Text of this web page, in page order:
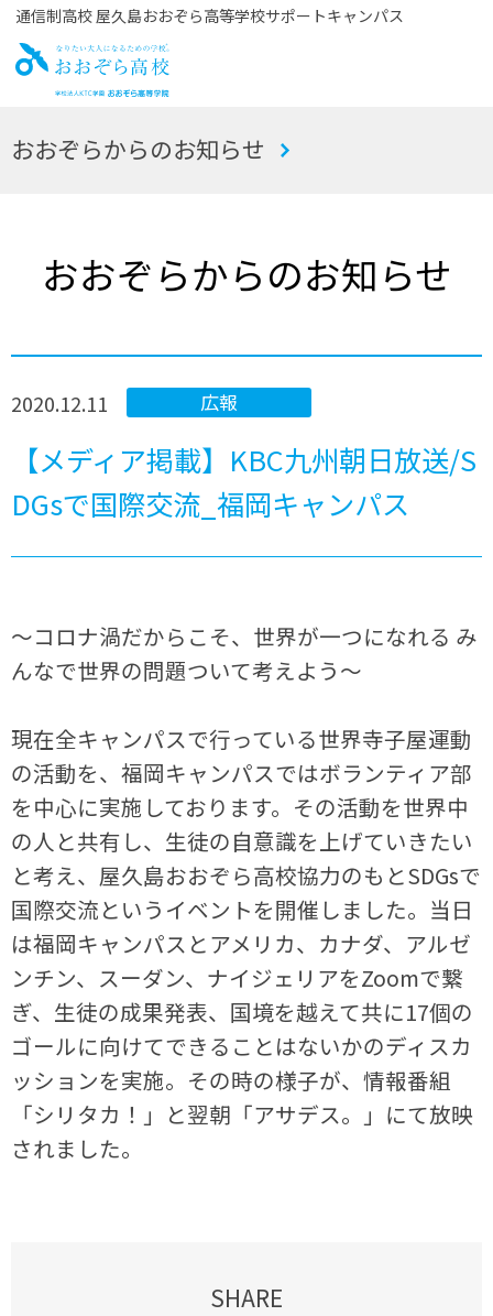
通信制高校 屋久島おおぞら高等学校サポートキャンパス
お
おおぞらからのお知らせ
おおぞらからのお知らせ
2020.12.11 広報
【メディア掲載】KBC九州朝日放送/S
DGsで国際交流_福岡キャンパス
～コロナ渦だからこそ、世界が一つになれる み
んなで世界の問題ついて考えよう～
現在全キャンパスで行っている世界寺子屋運動
の活動を、福岡キャンパスではボランティア部
を中心に実施しております。その活動を世界中
の人と共有し、生徒の自意識を上げていきたい
と考え、屋久島おおぞら高校協力のもとSDGsで
国際交流というイベントを開催しました。当日
は福岡キャンパスとアメリカ、カナダ、アルゼ
ンチン、スーダン、ナイジェリアをZoomで繋
ぎ、生徒の成果発表、国境を越えて共に17個の
ゴールに向けてできることはないかのディスカ
ッションを実施。その時の様子が、情報番組
「シリタカ！」と翌朝「アサデス。」にて放映
されました。
SHARE